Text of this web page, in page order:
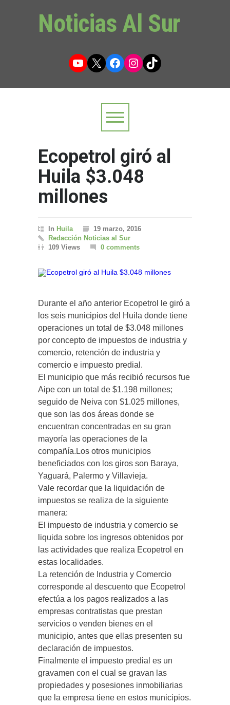
Noticias Al Sur
YouTube
X Facebook
Instagram
TikTok
Ecopetrol giró al
Huila $3.048
millones
In Huila
19 marzo, 2016
Redacción Noticias al Sur
109 Views
0 comments
Durante el año anterior Ecopetrol le giró a
los seis municipios del Huila donde tiene
operaciones un total de $3.048 millones
por concepto de impuestos de industria y
comercio, retención de industria y
comercio e impuesto predial.
El municipio que más recibió recursos fue
Aipe con un total de $1.198 millones;
seguido de Neiva con $1.025 millones,
que son las dos áreas donde se
encuentran concentradas en su gran
mayoría las operaciones de la
compañía.Los otros municipios
beneficiados con los giros son Baraya,
Yaguará, Palermo y Villavieja.
Vale recordar que la liquidación de
impuestos se realiza de la siguiente
manera:
El impuesto de industria y comercio se
liquida sobre los ingresos obtenidos por
las actividades que realiza Ecopetrol en
estas localidades.
La retención de Industria y Comercio
corresponde al descuento que Ecopetrol
efectúa a los pagos realizados a las
empresas contratistas que prestan
servicios o venden bienes en el
municipio, antes que ellas presenten su
declaración de impuestos.
Finalmente el impuesto predial es un
gravamen con el cual se gravan las
propiedades y posesiones inmobiliarias
que la empresa tiene en estos municipios.